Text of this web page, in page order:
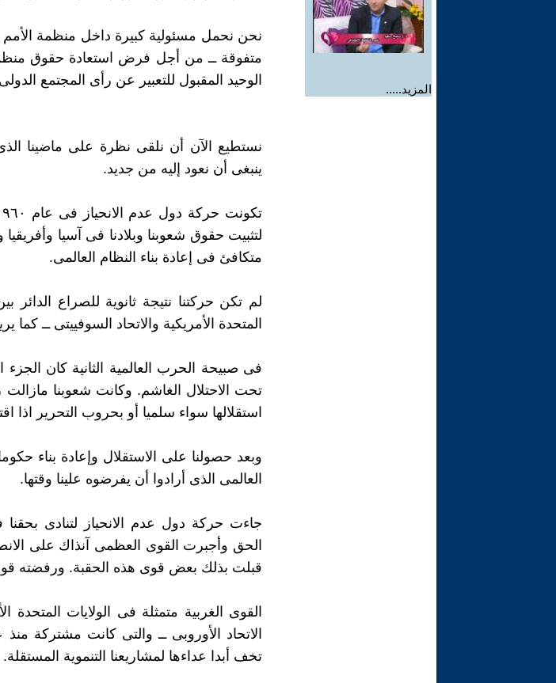
المزيد.....
نحن نحمل مسئولية كبيرة داخل منظمة
متفوقة ــ من أجل فرض استعادة حقوق
الوحيد المقبول للتعبير عن رأى المجتمع
نستطيع الآن أن نلقى نظرة على ماضينا
ينبغى أن نعود إليه من جديد.
لتثبيت حقوق شعوبنا وبلادنا فى آسيا
متكافئ فى إعادة بناء النظام العالمى.
لم تكن حركتنا نتيجة ثانوية للصراع الدائر
المتحدة الأمريكية والاتحاد السوفييتى ــ كما
فى صبيحة الحرب العالمية الثانية كان
تحت الاحتلال الغاشم. وكانت شعوبنا
استقلالها سواء سلميا أو بحروب التحرير اذا
وبعد حصولنا على الاستقلال وإعادة بناء
العالمى الذى أرادوا أن يفرضوه علينا وقتها.
جاءت حركة دول عدم الانحياز لتنادى
الحق وأجبرت القوى العظمى آنذاك على
قبلت بذلك بعض قوى هذه الحقبة. ورفضته
القوى الغربية متمثلة فى الولايات
تخف أبدا عداءها لمشاريعنا التنموية